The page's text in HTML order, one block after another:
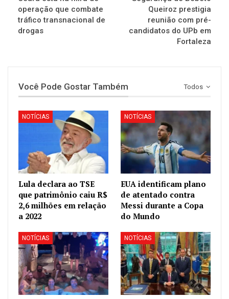
operação que combate
tráfico transnacional de
drogas
Queiroz prestigia
reunião com pré-
candidatos do UPb em
Fortaleza
Todos
Você Pode Gostar Também
NOTÍCIAS
Lula declara ao TSE
que patrimônio caiu R$
2,6 milhões em relação
a 2022
NOTÍCIAS
EUA identificam plano
de atentado contra
Messi durante a Copa
do Mundo
NOTÍCIAS NOTÍCIAS